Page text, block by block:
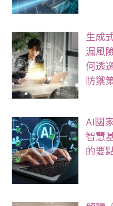
生成
漏風
何透
防禦
AI國
智慧
的要